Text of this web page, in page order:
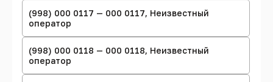
(998) 000 0117 — 000 0117, Неизвестный
оператор
(998) 000 0118 — 000 0118, Неизвестный
оператор